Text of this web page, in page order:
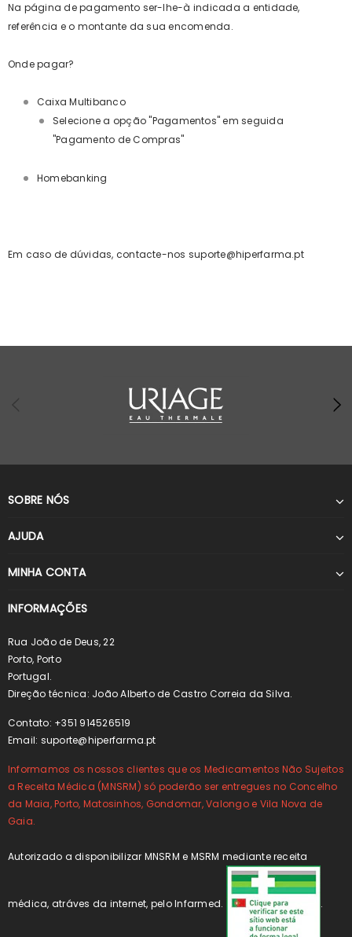
Na página de pagamento ser-lhe-à indicada a entidade,
referência e o montante da sua encomenda.
Onde pagar?
Caixa Multibanco
Selecione a opção "Pagamentos" em seguida
"Pagamento de Compras"
Homebanking
Em caso de dúvidas, contacte-nos suporte@hiperfarma.pt
SOBRE NÓS
AJUDA
MINHA CONTA
INFORMAÇÕES
Rua João de Deus, 22
Porto, Porto
Portugal.
Direção técnica: João Alberto de Castro Correia da Silva.
Contato: +351 914526519
Email: suporte@hiperfarma.pt
Informamos os nossos clientes que os Medicamentos Não Sujeitos
a Receita Médica (MNSRM) só poderão ser entregues no Concelho
da Maia, Porto, Matosinhos, Gondomar, Valongo e Vila Nova de
Gaia.
Autorizado a disponibilizar MNSRM e MSRM mediante receita
médica, atráves da internet, pelo Infarmed. .